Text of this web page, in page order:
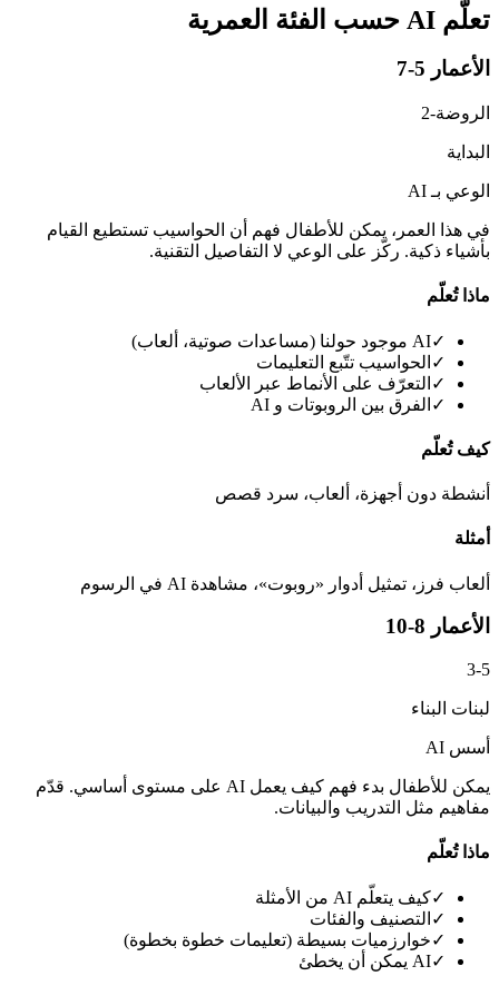
تعلّم AI حسب الفئة العمرية
الأعمار 5-7
الروضة-2
البداية
الوعي بـ AI
في هذا العمر، يمكن للأطفال فهم أن الحواسيب تستطيع القيام
بأشياء ذكية. ركّز على الوعي لا التفاصيل التقنية.
ماذا تُعلّم
✓AI موجود حولنا (مساعدات صوتية، ألعاب)
✓ الحواسيب تتّبع التعليمات
✓ التعرّف على الأنماط عبر الألعاب
✓ الفرق بين الروبوتات و AI
كيف تُعلّم
أنشطة دون أجهزة، ألعاب، سرد قصص
أمثلة
ألعاب فرز، تمثيل أدوار «روبوت»، مشاهدة AI في الرسوم
الأعمار 8-10
3-5
لبنات البناء
أسس AI
يمكن للأطفال بدء فهم كيف يعمل AI على مستوى أساسي. قدّم
مفاهيم مثل التدريب والبيانات.
ماذا تُعلّم
✓كيف يتعلّم AI من الأمثلة
✓ التصنيف والفئات
✓خوارزميات بسيطة (تعليمات خطوة بخطوة)
✓AI يمكن أن يخطئ